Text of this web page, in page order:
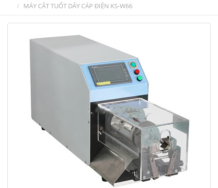
MÁY CẮT TUỐT DÂY CÁP ĐIỆN KS-W66